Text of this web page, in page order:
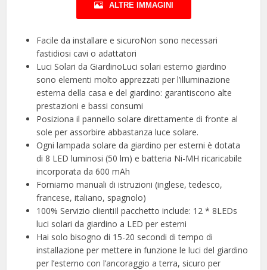
ALTRE IMMAGINI
Facile da installare e sicuroNon sono necessari
fastidiosi cavi o adattatori
Luci Solari da GiardinoLuci solari esterno giardino
sono elementi molto apprezzati per l’illuminazione
esterna della casa e del giardino: garantiscono alte
prestazioni e bassi consumi
Posiziona il pannello solare direttamente di fronte al
sole per assorbire abbastanza luce solare.
Ogni lampada solare da giardino per esterni è dotata
di 8 LED luminosi (50 lm) e batteria Ni-MH ricaricabile
incorporata da 600 mAh
Forniamo manuali di istruzioni (inglese, tedesco,
francese, italiano, spagnolo)
100% Servizio clientiIl pacchetto include: 12 * 8LEDs
luci solari da giardino a LED per esterni
Hai solo bisogno di 15-20 secondi di tempo di
installazione per mettere in funzione le luci del giardino
per l’esterno con l’ancoraggio a terra, sicuro per